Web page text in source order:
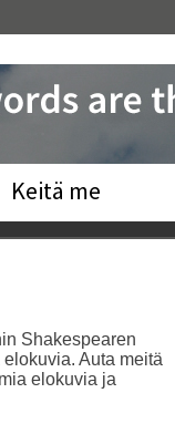
Keitä me
Shakespearen
Auta meitä
elokuvia ja